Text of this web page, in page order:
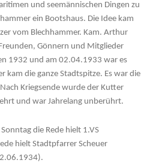
und seemännischen Dingen zu
ein Bootshaus. Die Idee kam
vom Blechhammer. Kam. Arthur
Gönnern und Mitglieder
1932 und am 02.04.1933 war es
kam die ganze Stadtspitze. Es war die
Kriegsende wurde der Kutter
und war Jahrelang unberührt.
die Rede hielt 1.VS
hielt Stadtpfarrer Scheuer